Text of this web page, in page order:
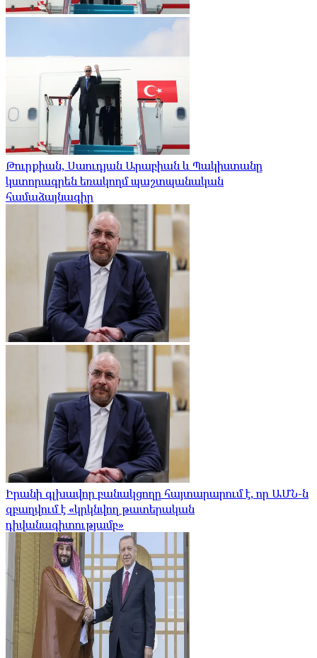
Թուրքիան, Սաուդյան Արաբիան և Պակիստանը
կստորագրեն եռակողմ պաշտպանական
համաձայնագիր
Իրանի գլխավոր բանակցողը հայտարարում է, որ ԱՄՆ-ն
զբաղվում է «կրկնվող թատերական
դիվանագիտությամբ»